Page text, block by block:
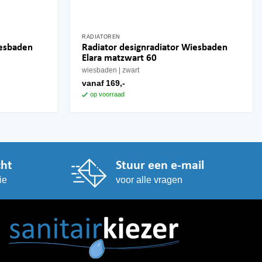
RADIATOREN
Radiator designradiator Wiesbaden
Elara matzwart 60
wiesbaden zwart
vanaf 169,-
op voorraad
Dit
product
heeft
meerdere
variaties.
worden
op
de
productpagina
Stuur een e-mail
voor alle vragen